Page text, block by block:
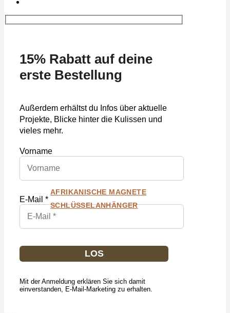
AFRIKANISCHE MAGNETE
SCHLÜSSELANHÄNGER
15% Rabatt auf deine
erste Bestellung
Außerdem erhältst du Infos über aktuelle
Projekte, Blicke hinter die Kulissen und
vieles mehr.
Vorname
E-Mail *
LOS
Mit der Anmeldung erklären Sie sich damit
einverstanden, E-Mail-Marketing zu erhalten.